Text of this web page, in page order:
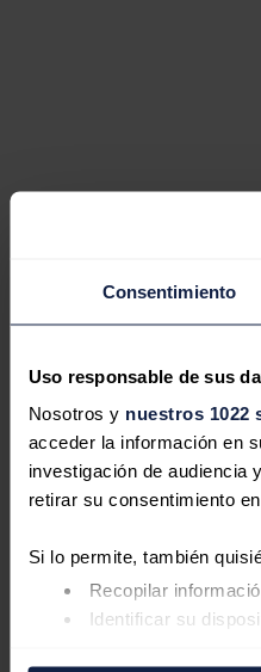
Consentimiento
Uso responsable de sus
Nosotros y nuestros 1022
acceder la información en
investigación de audiencia
retirar su consentimiento
Si lo permite, también
Recopilar
Identificar su